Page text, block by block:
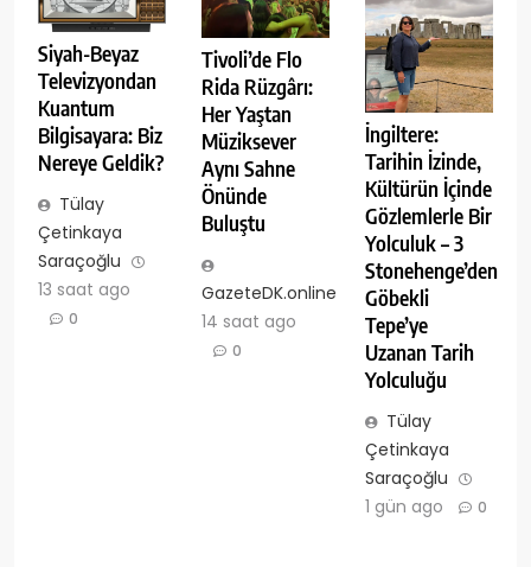
Siyah-Beyaz
Televizyondan
Kuantum
Bilgisayara: Biz
Nereye Geldik?
Tülay
Çetinkaya
Saraçoğlu
13 saat ago
0
Tivoli’de Flo
Rida Rüzgârı:
Her Yaştan
Müziksever
Aynı Sahne
Önünde
Buluştu
GazeteDK.online
14 saat ago
0
İngiltere:
Tarihin İzinde,
Kültürün İçinde
Gözlemlerle Bir
Yolculuk – 3
Stonehenge’den
Göbekli
Tepe’ye
Uzanan Tarih
Yolculuğu
Tülay
Çetinkaya
Saraçoğlu
1 gün ago
0